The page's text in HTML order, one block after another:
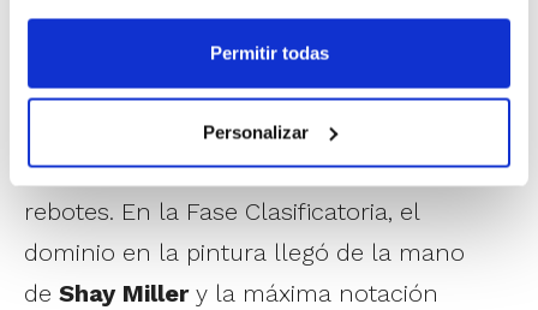
Permitir todas
Personalizar
Y en Liga EBA, MVP de la Fase Descenso
paraEzequiel Herrera(Power Electronics
Jonathan Merencio
Puerto Sagunto) liderando el apartado de
rebotes. En la Fase Clasificatoria, el
dominio en la pintura llegó de la mano
de Shay Miller y la máxima notación